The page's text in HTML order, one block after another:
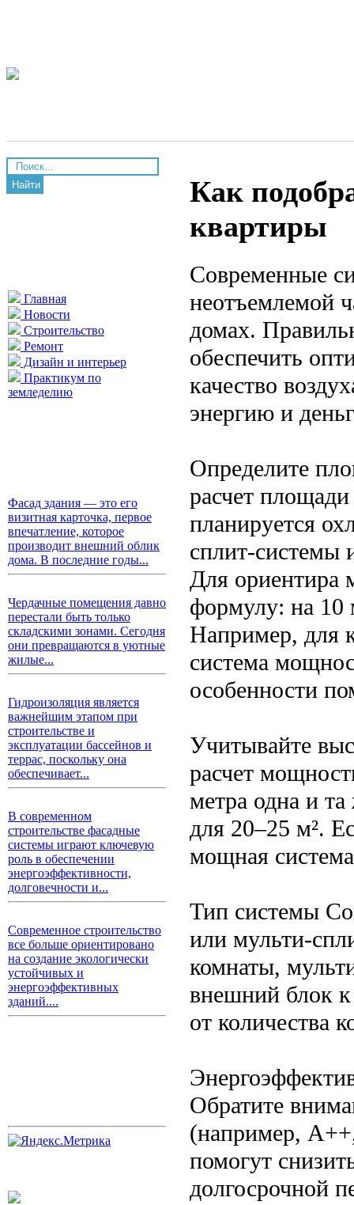
Найти
Главная
Новости
Строительство
Ремонт
Дизайн и интерьер
Практикум по
земледелию
Фасад здания — это его
визитная карточка, первое
впечатление, которое
производит внешний облик
дома. В последние годы...
Чердачные помещения давно
перестали быть только
складскими зонами. Сегодня
они превращаются в уютные
жилые...
Гидроизоляция является
важнейшим этапом при
строительстве и
эксплуатации бассейнов и
террас, поскольку она
обеспечивает...
В современном
строительстве фасадные
системы играют ключевую
роль в обеспечении
энергоэффективности,
долговечности и...
Современное строительство
все больше ориентировано
на создание экологически
устойчивых и
энергоэффективных
зданий....
Как
квартиры
Современные
неотъемлемой
домах.
обеспечить
качество
энергию и
Определите
расчет
планируется
сплит-системы
Для ориентира
формулу: на 10
Например, для
система
особенности
Учитывайте
расчет
метра одна и
для 20–25 м².
мощная
Тип системы
или мульти-
комнаты,
внешний блок
от количества
Обратите
(например,
помогут
долгосрочной